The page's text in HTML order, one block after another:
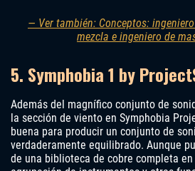
— Ver también: Conceptos:
mezcla e ingeniero de
5. Symphobia 1 by
Además del magnífico conjunto de
la sección de viento en Symphobia
buena para producir un conjunto de
verdaderamente equilibrado. Aunque
de una biblioteca de cobre completa